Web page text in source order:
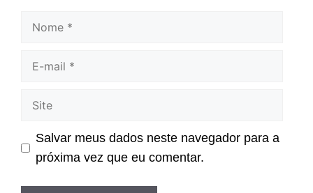
Nome
Site
Salvar meus dados neste navegador para a
próxima vez que eu comentar.